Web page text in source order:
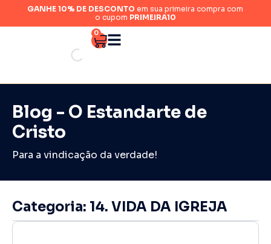
GANHE 10% DE DESCONTO em sua primeira compra com
o cupom PRIMEIRA10
0
Blog - O Estandarte de
Cristo
Para a vindicação da verdade!
Categoria: 14. VIDA DA IGREJA